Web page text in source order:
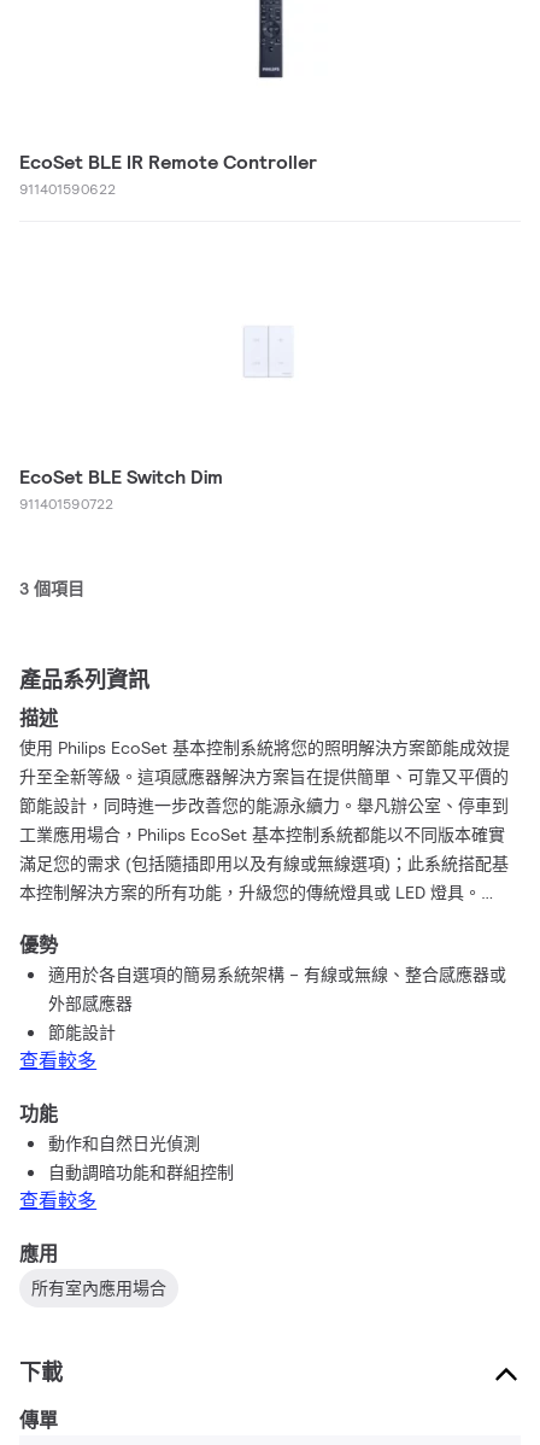
EcoSet BLE IR Remote Controller
911401590622
EcoSet BLE Switch Dim
911401590722
3 個項目
產品系列資訊
描述
使用 Philips EcoSet 基本控制系統將您的照明解決方案節能成效提
升至全新等級。這項感應器解決方案旨在提供簡單、可靠又平價的
節能設計，同時進一步改善您的能源永續力。舉凡辦公室、停車到
工業應用場合，Philips EcoSet 基本控制系統都能以不同版本確實
滿足您的需求 (包括隨插即用以及有線或無線選項)；此系統搭配基
本控制解決方案的所有功能，升級您的傳統燈具或 LED 燈具。
讓您從既有的照明解決方案完全控制可靠又平價的節能效果。
優勢
適用於各自選項的簡易系統架構 – 有線或無線、整合感應器或
外部感應器
節能設計
查看較多
功能
動作和自然日光偵測
自動調暗功能和群組控制
查看較多
應用
所有室內應用場合
下載
傳單